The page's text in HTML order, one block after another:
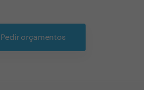
Pedir orçamentos